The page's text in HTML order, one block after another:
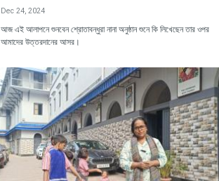
Dec 24, 2024
আজ এই আলাপনে শুনবেন শ্রোতাবন্ধুরা নানা অনুষ্ঠান শুনে কি লিখেছেন তার ওপর
আমাদের উত্তরদানের আসর।